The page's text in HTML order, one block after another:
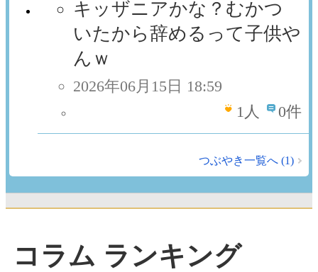
キッザニアかな？むかつ
いたから辞めるって子供や
んｗ
2026年06月15日 18:59
1人 0件
つぶやき一覧へ (1)
コラム ランキング